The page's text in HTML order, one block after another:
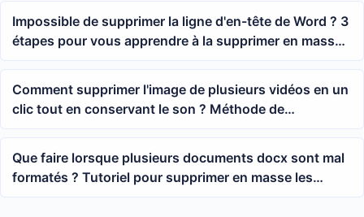
Impossible de supprimer la ligne d'en-tête de Word ? 3
étapes pour vous apprendre à la supprimer en masse
en un clic
Comment supprimer l'image de plusieurs vidéos en un
clic tout en conservant le son ? Méthode de
suppression par lot d'images vidéo
Que faire lorsque plusieurs documents docx sont mal
formatés ? Tutoriel pour supprimer en masse les
couleurs et les styles de texte Word